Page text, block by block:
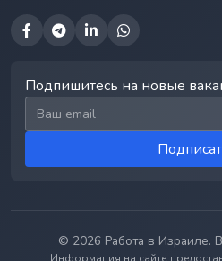
Подпишитесь на новые
Email для подписки
© 2026 Работа в Израиле.